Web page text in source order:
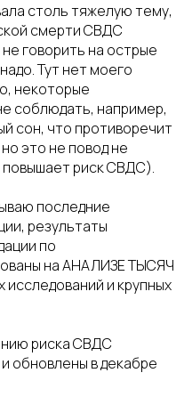
столь тяжелую тему,
смерти СВДС
говорить на острые
Тут нет моего
некоторые
соблюдать, например,
сон, что противоречит
это не повод не
риск СВДС).
последние
результаты
по
на АНАЛИЗЕ ТЫСЯЧ
и крупных
риска СВДС
обновлены в декабре